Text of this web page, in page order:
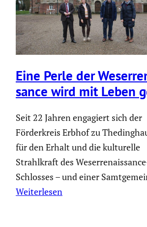
Eine Perle der
sance wird mit Leben
Seit 22 Jahren engagiert sich der
Förderkreis Erbhof zu
für den Erhalt und die kulturelle
Strahlkraft des
Schlosses – und einer
Weiterlesen